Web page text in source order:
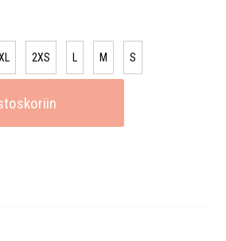
2XS L M S